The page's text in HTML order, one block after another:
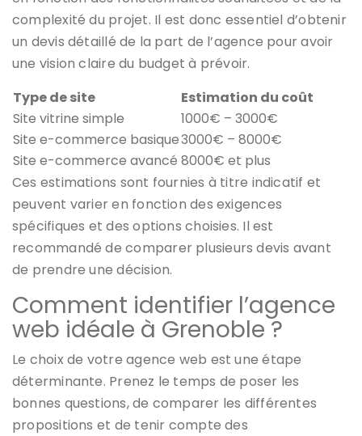
complexité du projet. Il est donc essentiel d’obtenir
un devis détaillé de la part de l’agence pour avoir
une vision claire du budget à prévoir.
Type de site
Estimation du coût
Site vitrine simple
1000€ – 3000€
Site e-commerce basique3000€ – 8000€
Site e-commerce avancé 8000€ et plus
Ces estimations sont fournies à titre indicatif et
peuvent varier en fonction des exigences
spécifiques et des options choisies. Il est
recommandé de comparer plusieurs devis avant
de prendre une décision.
Comment identifier l’agence
web idéale à Grenoble ?
Le choix de votre agence web est une étape
déterminante. Prenez le temps de poser les
bonnes questions, de comparer les différentes
propositions et de tenir compte des